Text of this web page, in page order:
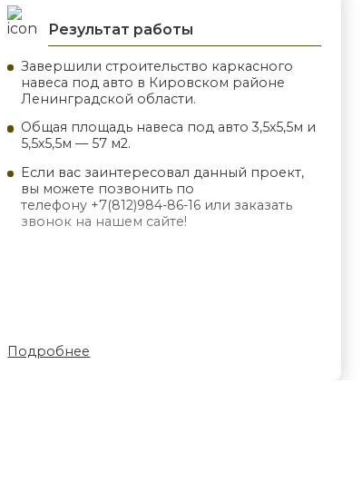
Результат работы
Завершили строительство каркасного
навеса под авто в Кировском районе
Ленинградской области.
Общая площадь навеса под авто 3,5х5,5м и
5,5х5,5м — 57 м2.
Если вас заинтересовал данный проект,
вы можете позвонить по
телефону +7(812)984-86-16 или заказать
звонок на нашем сайте!
Подробнее